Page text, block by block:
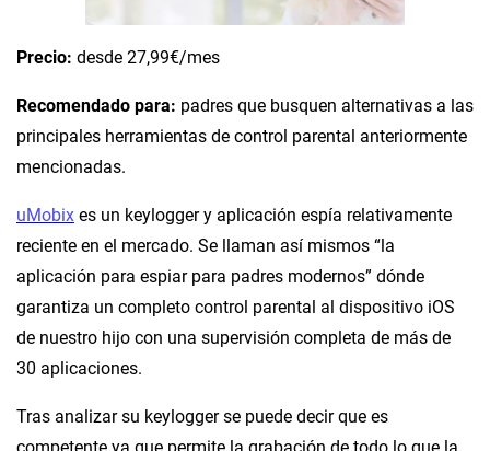
Precio: desde 27,99€/mes
Recomendado para: padres que busquen alternativas a las
principales herramientas de control parental anteriormente
mencionadas.
uMobix es un keylogger y aplicación espía relativamente
reciente en el mercado. Se llaman así mismos “la
aplicación para espiar para padres modernos” dónde
garantiza un completo control parental al dispositivo iOS
de nuestro hijo con una supervisión completa de más de
30 aplicaciones.
Tras analizar su keylogger se puede decir que es